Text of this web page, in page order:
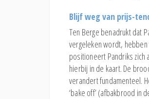
Blijf weg van prijs-
Ten Berge benadrukt dat
vergeleken wordt, hebben
positioneert Pandriks zich
hierbij in de kaart. De
verandert fundamenteel.
‘bake off’ (afbakbrood in